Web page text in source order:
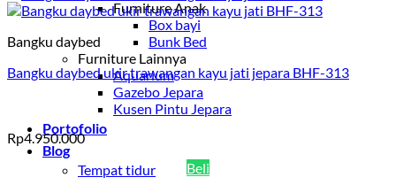
Furniture Anak
Box bayi
Bunk Bed
Furniture Lainnya
Aquarium
Gazebo Jepara
Kusen Pintu Jepara
Portofolio
Blog
Tempat tidur
Bangku daybed
Bangku daybed ukir trawangan kayu jati jepara BHF-313
Rp4.950.000
Beli